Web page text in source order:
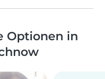
Optionen in